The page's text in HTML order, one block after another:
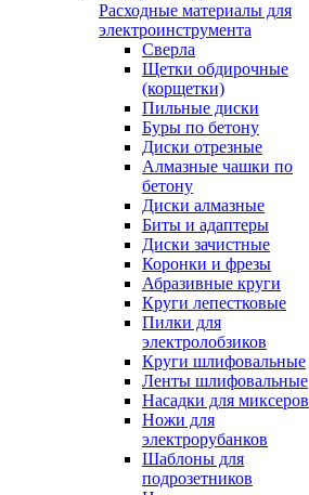
Расходные материалы для
электроинструмента
Сверла
Щетки обдирочные
(корщетки)
Пильные диски
Буры по бетону
Диски отрезные
Алмазные чашки по
бетону
Диски алмазные
Биты и адаптеры
Диски зачистные
Коронки и фрезы
Абразивные круги
Круги лепестковые
Пилки для
электролобзиков
Круги шлифовальные
Ленты шлифовальные
Насадки для миксеров
Ножи для
электрорубанков
Шаблоны для
подрозетников